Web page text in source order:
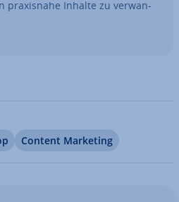
pra­xis­na­he Inhalte zu ver­wan­
Content Marketing